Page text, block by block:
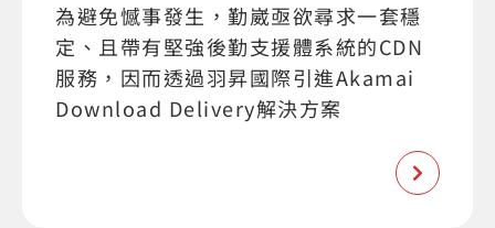
為避免憾事發生，勤崴亟欲尋求一套穩
定、且帶有堅強後勤支援體系統的CDN
服務，因而透過羽昇國際引進Akamai
Download Delivery解決方案